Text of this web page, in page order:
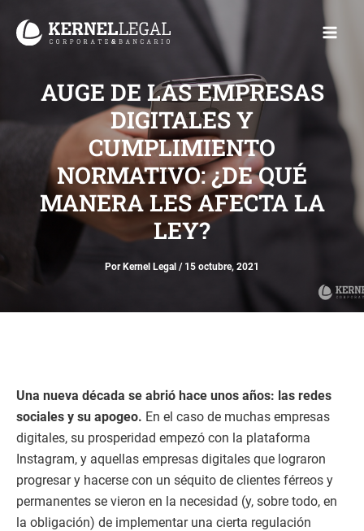
Main
AUGE DE LAS EMPRESAS
DIGITALES Y
CUMPLIMIENTO
NORMATIVO: ¿DE QUÉ
MANERA LES AFECTA LA
LEY?
Por Kernel Legal / 15 octubre, 2021
Una nueva década se abrió hace unos años: las redes
sociales y su apogeo. En el caso de muchas empresas
digitales, su prosperidad empezó con la plataforma
Instagram, y aquellas empresas digitales que lograron
progresar y hacerse con un séquito de clientes férreos y
permanentes se vieron en la necesidad (y, sobre todo, en
la obligación) de implementar una cierta regulación